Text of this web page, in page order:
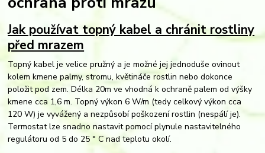
Jak používat topný kabel a chránit rostliny
před mrazem
Topný kabel je velice pružný a je možné jej jednoduše ovinout
kolem kmene palmy, stromu, květináče rostlin nebo dokonce
položit pod zem. Délka 20m ve vhodná k ochraně palem od výšky
kmene cca 1,6 m. Topný výkon 6 W/m (tedy celkový výkon cca
120 W) je vyvážený a nezpůsobí poškození rostlin (nespálí je).
Termostat lze snadno nastavit pomocí plynule nastavitelného
regulátoru od 5 do 25 ° C nad teplotu okolí.